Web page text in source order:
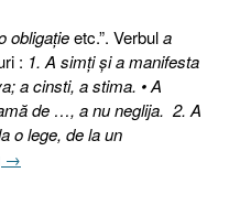
obligaţieetc.”. Verbula
: 1. A simţi şi a manifesta
a cinsti, a stima. • A
de …, a nu neglija. 2. A
o lege, de la un
„Călcătorii
→